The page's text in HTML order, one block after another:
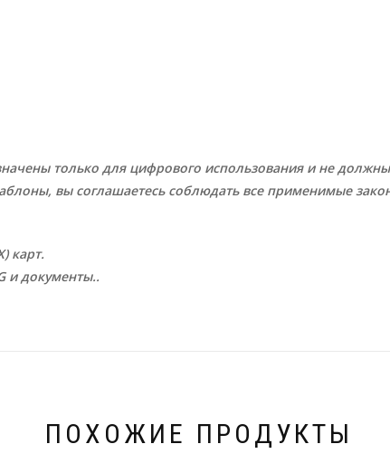
только для цифрового использования и не
вы соглашаетесь соблюдать все применимые
карт.
и документы..
ПОХОЖИЕ ПРОДУКТЫ